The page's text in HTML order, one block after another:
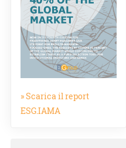
» Scarica il report
ESG.IAMA